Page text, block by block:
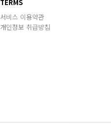
TERMS
서비스 이용약관
개인정보 취급방침